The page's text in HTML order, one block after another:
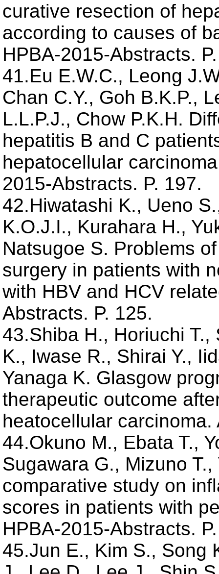
curative resection of
according to causes of
HPBA-2015-Abstracts.
41.Eu E.W.C., Leong
Chan C.Y., Goh B.K.P.,
L.L.P.J., Chow P.K.H.
hepatitis B and C
hepatocellular
2015-Abstracts. P. 197.
42.Hiwatashi K., Ueno
K.O.J.I., Kurahara H.,
Natsugoe S. Problems
surgery in patients with
with HBV and HCV
Abstracts. P. 125.
43.Shiba H., Horiuchi T.,
K., Iwase R., Shirai Y.,
Yanaga K. Glasgow
therapeutic outcome
heatocellular
44.Okuno M., Ebata T.,
Sugawara G., Mizuno
comparative study on
scores in patients with
HPBA-2015-Abstracts.
45.Jun E., Kim S., Song